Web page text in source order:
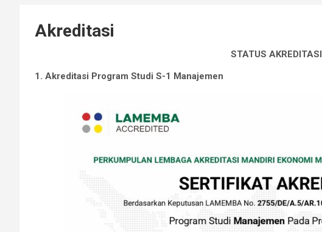
Akreditasi
STATUS AKREDITASI
1. Akreditasi Program Studi S-1 Manajemen